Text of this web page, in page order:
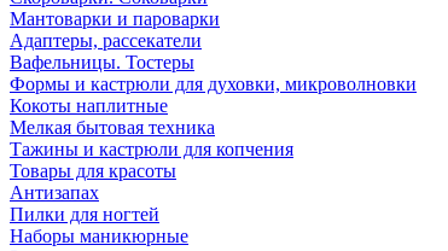
Мантоварки и пароварки
Адаптеры, рассекатели
Вафельницы. Тостеры
Формы и кастрюли для духовки, микроволновки
Кокоты наплитные
Мелкая бытовая техника
Тажины и кастрюли для копчения
Товары для красоты
Антизапах
Пилки для ногтей
Наборы маникюрные